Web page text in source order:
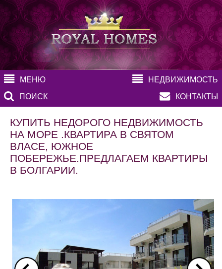
МЕНЮ
НЕДВИЖИМОСТЬ
ПОИСК
КОНТАКТЫ
КУПИТЬ НЕДОРОГО НЕДВИЖИМОСТЬ
НА МОРЕ .КВАРТИРА В СВЯТОМ
ВЛАСЕ, ЮЖНОЕ
ПОБЕРЕЖЬЕ.ПРЕДЛАГАЕМ КВАРТИРЫ
В БОЛГАРИИ.